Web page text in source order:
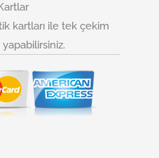
kartları ile tek çekim